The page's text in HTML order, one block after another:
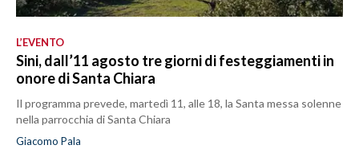
L’EVENTO
Sini, dall’11 agosto tre giorni di festeggiamenti in
onore di Santa Chiara
Il programma prevede, martedì 11, alle 18, la Santa messa solenne
nella parrocchia di Santa Chiara
Giacomo Pala